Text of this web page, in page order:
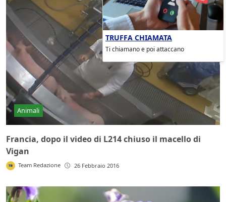
Animali
Francia, dopo il video di L214 chiuso il macello di
Vigan
Team Redazione 26 Febbraio 2016
TRUFFA CHIAMATA
Ti chiamano e poi attaccano